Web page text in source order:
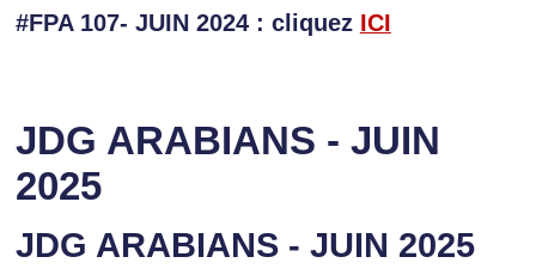
#FPA 107- JUIN 2024 : cliquez ICI
JDG ARABIANS - JUIN
2025
JDG ARABIANS - JUIN 2025